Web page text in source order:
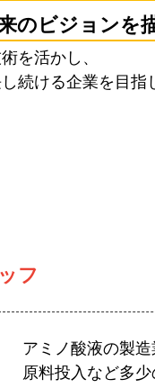
のビジョンを
を活かし、
続ける企業を目指
フ
アミノ酸液の製
原料投入など多